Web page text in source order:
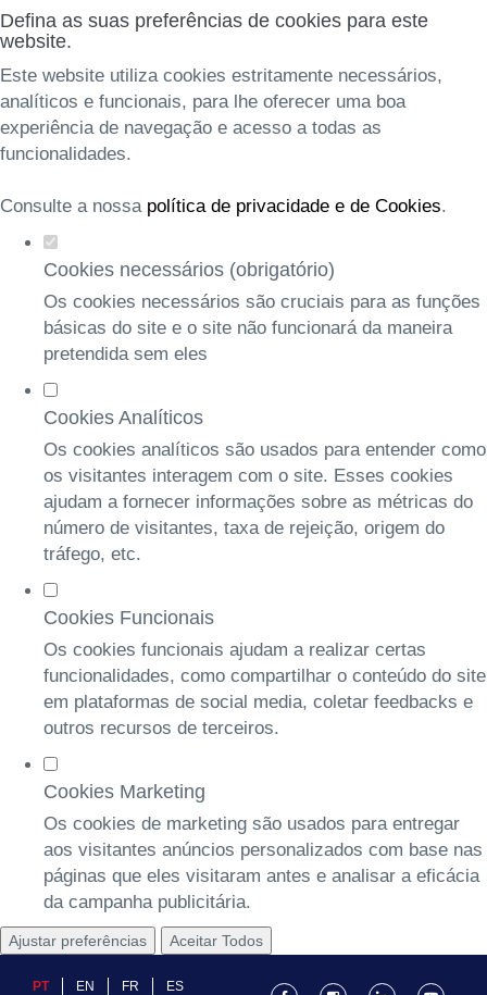
Defina as suas preferências de cookies para este
website.
Este website utiliza cookies estritamente necessários,
analíticos e funcionais, para lhe oferecer uma boa
experiência de navegação e acesso a todas as
funcionalidades.
Consulte a nossa política de privacidade e de Cookies.
Cookies necessários (obrigatório)
Os cookies necessários são cruciais para as funções
básicas do site e o site não funcionará da maneira
pretendida sem eles
Cookies Analíticos
Os cookies analíticos são usados para entender como
os visitantes interagem com o site. Esses cookies
ajudam a fornecer informações sobre as métricas do
número de visitantes, taxa de rejeição, origem do
tráfego, etc.
Cookies Funcionais
Os cookies funcionais ajudam a realizar certas
funcionalidades, como compartilhar o conteúdo do site
em plataformas de social media, coletar feedbacks e
outros recursos de terceiros.
Cookies Marketing
Os cookies de marketing são usados para entregar
aos visitantes anúncios personalizados com base nas
páginas que eles visitaram antes e analisar a eficácia
da campanha publicitária.
Ajustar preferências Aceitar Todos
PT EN FR ES